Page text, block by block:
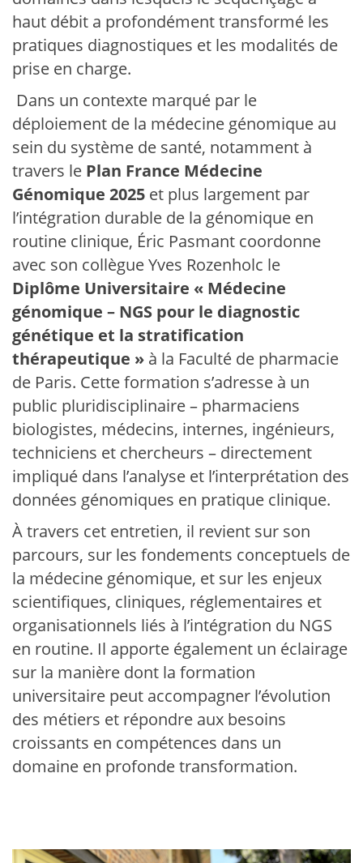
haut débit a profondément transformé les
pratiques diagnostiques et les modalités de
prise en charge.
Dans un contexte marqué par le
déploiement de la médecine génomique au
sein du système de santé, notamment à
travers le Plan France Médecine
Génomique 2025 et plus largement par
l’intégration durable de la génomique en
routine clinique, Éric Pasmant coordonne
avec son collègue Yves Rozenholc le
Diplôme Universitaire « Médecine
génomique – NGS pour le diagnostic
génétique et la stratification
thérapeutique » à la Faculté de pharmacie
de Paris. Cette formation s’adresse à un
public pluridisciplinaire – pharmaciens
biologistes, médecins, internes, ingénieurs,
techniciens et chercheurs – directement
impliqué dans l’analyse et l’interprétation des
données génomiques en pratique clinique.
À travers cet entretien, il revient sur son
parcours, sur les fondements conceptuels de
la médecine génomique, et sur les enjeux
scientifiques, cliniques, réglementaires et
organisationnels liés à l’intégration du NGS
en routine. Il apporte également un éclairage
sur la manière dont la formation
universitaire peut accompagner l’évolution
des métiers et répondre aux besoins
croissants en compétences dans un
domaine en profonde transformation.